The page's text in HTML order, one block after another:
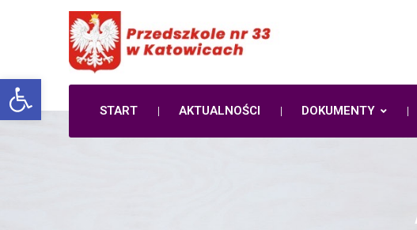
Open toolbar
START AKTUALNOŚCI DOKUMENTY